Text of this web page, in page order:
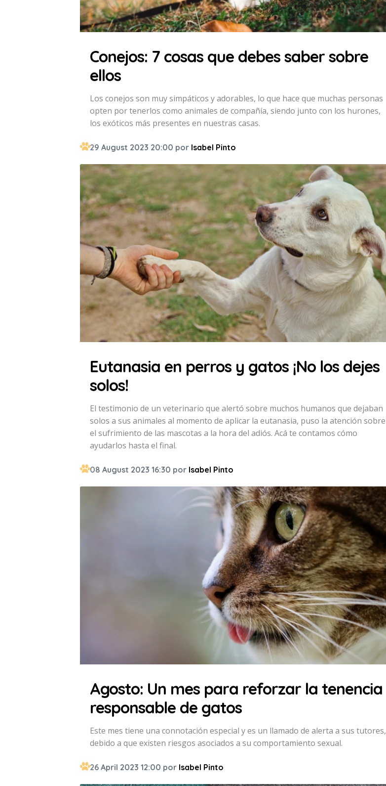
Conejos: 7 cosas que debes saber sobre
ellos
Los conejos son muy simpáticos y adorables, lo que hace que muchas personas
opten por tenerlos como animales de compañía, siendo junto con los hurones,
los exóticos más presentes en nuestras casas.
29 August 2023 20:00 por Isabel Pinto
Eutanasia en perros y gatos ¡No los dejes
solos!
El testimonio de un veterinario que alertó sobre muchos humanos que dejaban
solos a sus animales al momento de aplicar la eutanasia, puso la atención sobre
el sufrimiento de las mascotas a la hora del adiós. Acá te contamos cómo
ayudarlos hasta el final.
08 August 2023 16:30 por Isabel Pinto
Agosto: Un mes para reforzar la tenencia
responsable de gatos
Este mes tiene una connotación especial y es un llamado de alerta a sus tutores,
debido a que existen riesgos asociados a su comportamiento sexual.
26 April 2023 12:00 por Isabel Pinto